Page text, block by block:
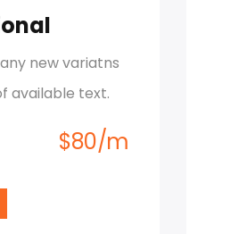
new variatns
available text.
$80/m